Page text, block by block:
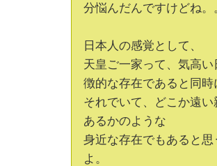
分悩んだんですけどね。
日本人の感覚として、
天皇ご一家って、気高い
徴的な存在であると同時
それでいて、どこか遠い
あるかのような
身近な存在でもあると思
よ。